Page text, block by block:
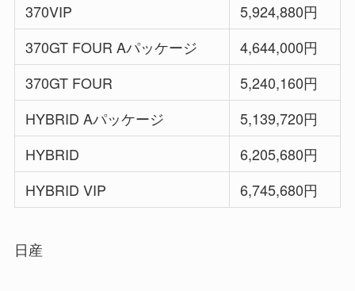
370VIP
5,924,880円
370GT FOUR Aパッケージ
4,644,000円
370GT FOUR
5,240,160円
HYBRID Aパッケージ
5,139,720円
HYBRID
6,205,680円
HYBRID VIP
6,745,680円
日産